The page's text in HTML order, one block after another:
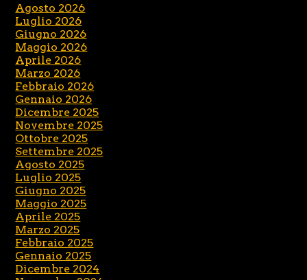
Agosto 2026
Luglio 2026
Giugno 2026
Maggio 2026
Aprile 2026
Marzo 2026
Febbraio 2026
Gennaio 2026
Dicembre 2025
Novembre 2025
Ottobre 2025
Settembre 2025
Agosto 2025
Luglio 2025
Giugno 2025
Maggio 2025
Aprile 2025
Marzo 2025
Febbraio 2025
Gennaio 2025
Dicembre 2024